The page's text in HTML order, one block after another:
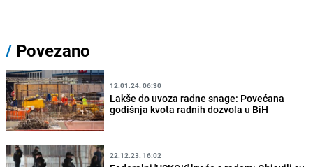
/ Povezano
12.01.24. 06:30
Lakše do uvoza radne snage: Povećana
godišnja kvota radnih dozvola u BiH
22.12.23. 16:02